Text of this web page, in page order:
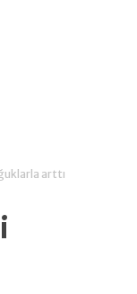
arttı